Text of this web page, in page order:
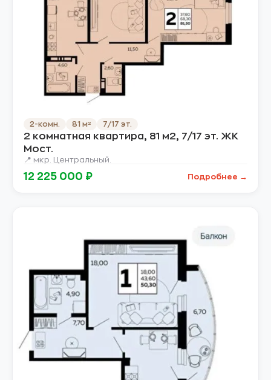
2-комн. 81 м² 7/17 эт.
2 комнатная квартира, 81 м2, 7/17 эт. ЖК
Мост.
📍 мкр. Центральный.
12 225 000 ₽ Подробнее →